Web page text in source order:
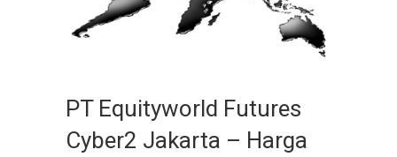
PT Equityworld Futures
Cyber2 Jakarta – Harga